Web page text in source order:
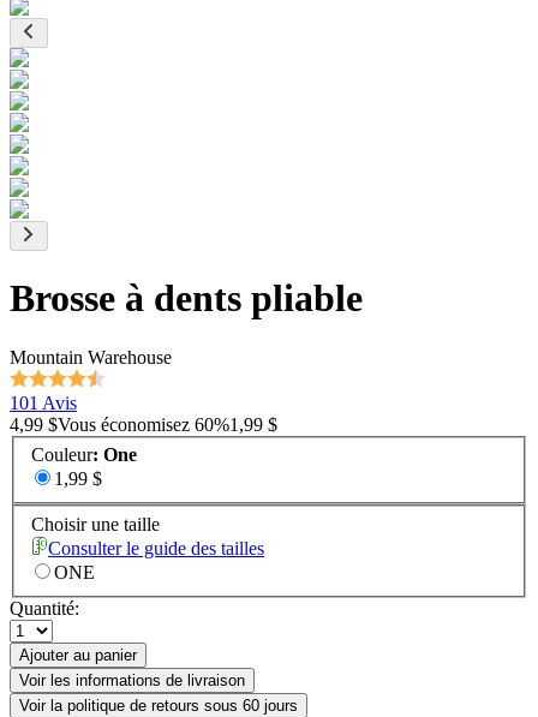
Brosse à dents pliable
Mountain Warehouse
101 Avis
4,99 $Vous économisez 60%1,99 $
Couleur: One
1,99 $
Choisir une taille
Consulter le guide des tailles
ONE
Quantité:
Ajouter au panier
Voir les informations de livraison
Voir la politique de retours sous 60 jours